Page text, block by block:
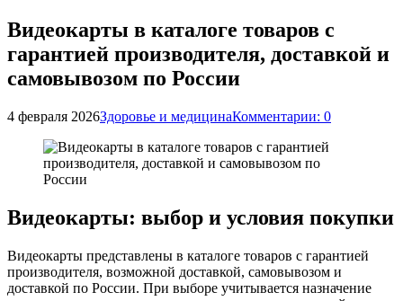
Видеокарты в каталоге товаров с
гарантией производителя, доставкой и
самовывозом по России
4 февраля 2026Здоровье и медицинаКомментарии: 0
Видеокарты: выбор и условия покупки
Видеокарты представлены в каталоге товаров с гарантией
производителя, возможной доставкой, самовывозом и
доставкой по России. При выборе учитывается назначение